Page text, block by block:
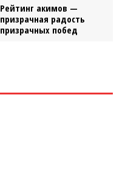
Рейтинг акимов —
призрачная радость
призрачных побед